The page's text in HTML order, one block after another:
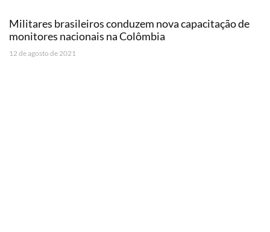
Militares brasileiros conduzem nova capacitação de
monitores nacionais na Colômbia
12 de agosto de 2021